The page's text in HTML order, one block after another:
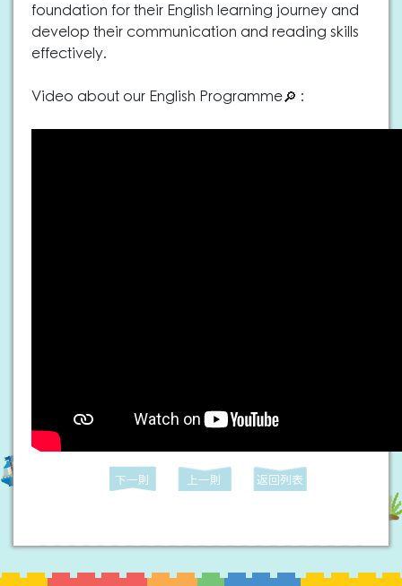
foundation for their English learning journey and
develop their communication and reading skills
effectively.
Video about our English Programme🔎 :
下一則 上一則 返回列表